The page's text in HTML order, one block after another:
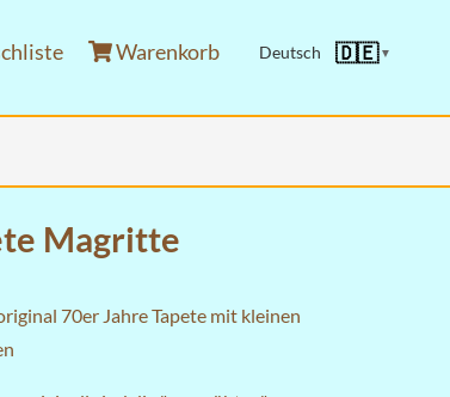
Warenkorb Deutsch 🇩🇪▼
Magritte
70er Jahre Tapete mit kleinen